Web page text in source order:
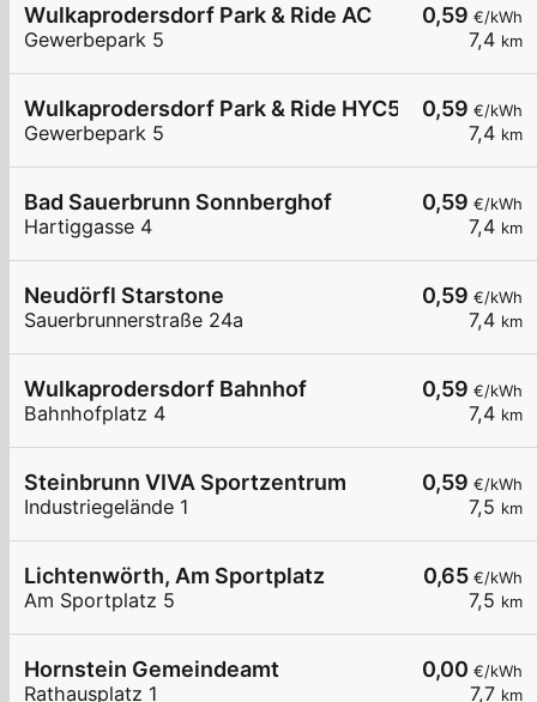
0,59 €/kWh
7,4 km
Wulkaprodersdorf Park & Ride AC
Gewerbepark 5
0,59 €/kWh
7,4 km
Wulkaprodersdorf Park & Ride HYC50
Gewerbepark 5
0,59 €/kWh
7,4 km
Bad Sauerbrunn Sonnberghof
Hartiggasse 4
0,59 €/kWh
7,4 km
Neudörfl Starstone
Sauerbrunnerstraße 24a
0,59 €/kWh
7,4 km
Wulkaprodersdorf Bahnhof
Bahnhofplatz 4
0,59 €/kWh
7,5 km
Steinbrunn VIVA Sportzentrum
Industriegelände 1
0,65 €/kWh
7,5 km
Lichtenwörth, Am Sportplatz
Am Sportplatz 5
0,00 €/kWh
7,7 km
Hornstein Gemeindeamt
Rathausplatz 1